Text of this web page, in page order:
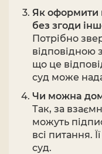
Як оформити
без згоди
Потрібно
відповідною
що це
суд може
Чи можна
Так, за
можуть
всі питання.
суд.